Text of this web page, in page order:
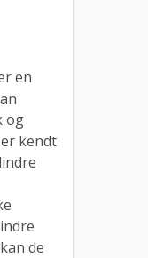
en
og
kendt
de